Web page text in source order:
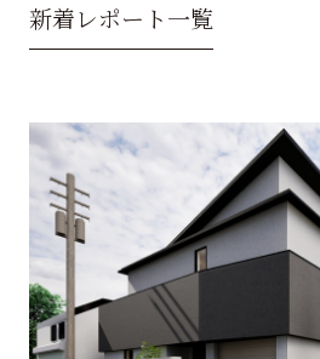
新着レポート一覧